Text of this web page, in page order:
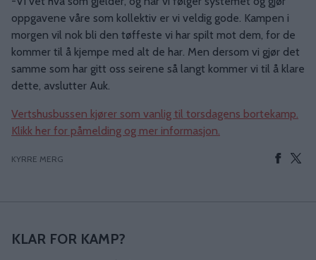
oppgavene våre som kollektiv er vi veldig gode. Kampen i
morgen vil nok bli den tøffeste vi har spilt mot dem, for de
kommer til å kjempe med alt de har. Men dersom vi gjør det
samme som har gitt oss seirene så langt kommer vi til å klare
dette, avslutter Auk.
Vertshusbussen kjører som vanlig til torsdagens bortekamp.
Klikk her for påmelding og mer informasjon.
KYRRE MERG
KLAR FOR KAMP?